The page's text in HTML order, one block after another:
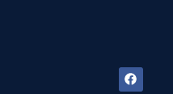
Facebook
Youtube
Instagram